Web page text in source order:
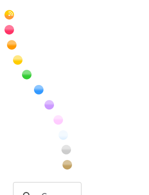
RSS
赤色の花のフリー写真素材
橙色の花のフリー写真素材
黄色の花のフリー写真素材
緑色の花のフリー写真素材
青色の花のフリー写真素材
紫色の花のフリー写真素材
白色の花のフリー写真素材
昆虫のフリー写真素材